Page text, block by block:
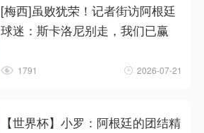
[梅西]虽败犹荣！记者街访阿根廷
球迷：斯卡洛尼别走，我们已赢
1791 2026-07-21
【世界杯】小罗：阿根廷的团结精